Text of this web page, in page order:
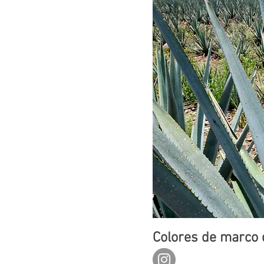
Colores de